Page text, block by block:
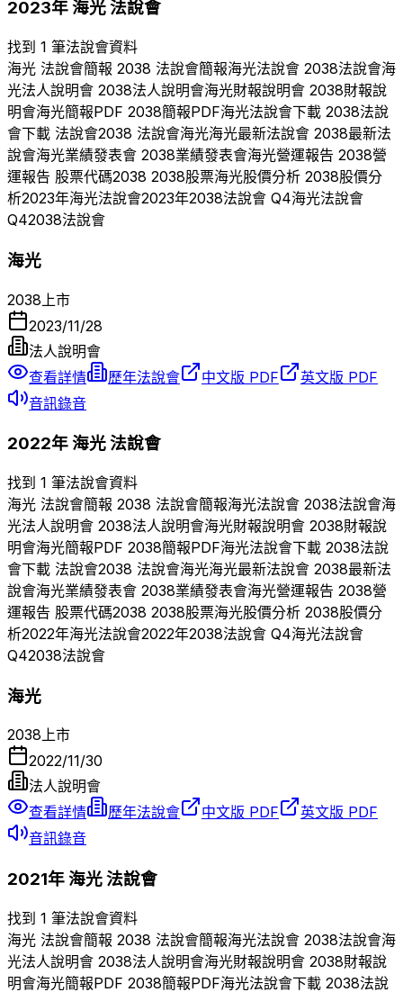
2023年海光法說會
找到 1 筆法說會資料
海光 法說會簡報 2038 法說會簡報海光法說會 2038法說會海
光法人說明會 2038法人說明會海光財報說明會 2038財報說
明會海光簡報PDF 2038簡報PDF海光法說會下載 2038法說
會下載 法說會2038 法說會海光海光最新法說會 2038最新法
說會海光業績發表會 2038業績發表會海光營運報告 2038營
運報告 股票代碼2038 2038股票海光股價分析 2038股價分
析2023年海光法說會2023年2038法說會 Q4海光法說會
Q42038法說會
海光
2038 上市
2023/11/28
法人說明會
查看詳情
歷年法說會 中文版 PDF
英文版 PDF
音訊錄音
2022年海光法說會
找到 1 筆法說會資料
海光 法說會簡報 2038 法說會簡報海光法說會 2038法說會海
光法人說明會 2038法人說明會海光財報說明會 2038財報說
明會海光簡報PDF 2038簡報PDF海光法說會下載 2038法說
會下載 法說會2038 法說會海光海光最新法說會 2038最新法
說會海光業績發表會 2038業績發表會海光營運報告 2038營
運報告 股票代碼2038 2038股票海光股價分析 2038股價分
析2022年海光法說會2022年2038法說會 Q4海光法說會
Q42038法說會
海光
2038上市
2022/11/30
法人說明會
查看詳情
歷年法說會 中文版 PDF
英文版 PDF
音訊錄音
2021年海光法說會
找到 1 筆法說會資料
海光 法說會簡報 2038 法說會簡報海光法說會 2038法說會海
光法人說明會 2038法人說明會海光財報說明會 2038財報說
明會海光簡報PDF 2038簡報PDF海光法說會下載 2038法說